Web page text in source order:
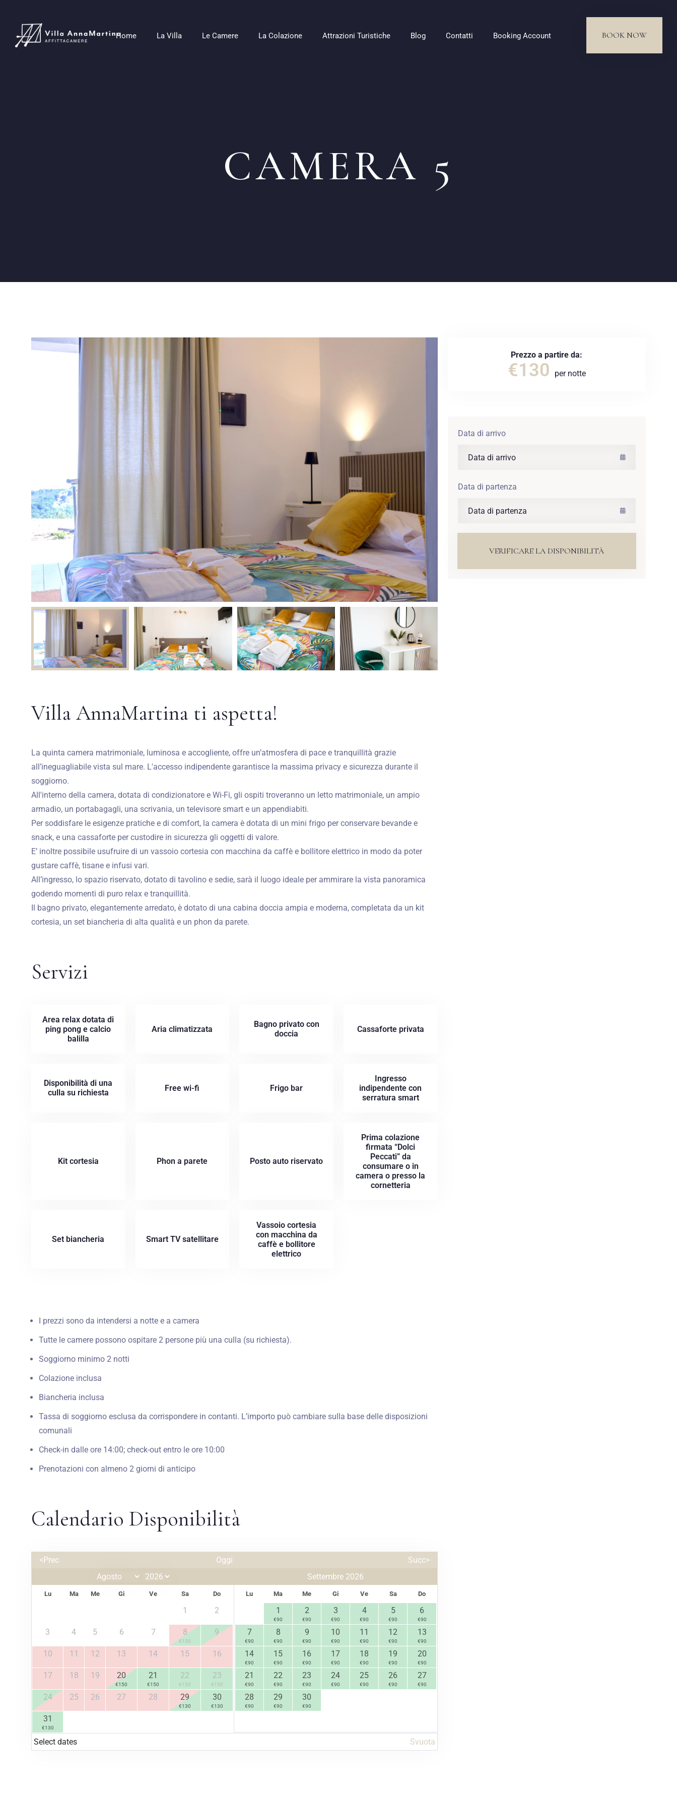
Home La Villa Le Camere La Colazione Attrazioni Turistiche Blog Contatti Booking Account BOOK NOW
CAMERA 5
Villa AnnaMartina ti aspetta!
La quinta camera matrimoniale, luminosa e accogliente, offre un’atmosfera di pace e tranquillità grazie
all’ineguagliabile vista sul mare. L'accesso indipendente garantisce la massima privacy e sicurezza durante il
soggiorno.
All'interno della camera, dotata di condizionatore e Wi-Fi, gli ospiti troveranno un letto matrimoniale, un ampio
armadio, un portabagagli, una scrivania, un televisore smart e un appendiabiti.
Per soddisfare le esigenze pratiche e di comfort, la camera è dotata di un mini frigo per conservare bevande e
snack, e una cassaforte per custodire in sicurezza gli oggetti di valore.
E’ inoltre possibile usufruire di un vassoio cortesia con macchina da caffè e bollitore elettrico in modo da poter
gustare caffè, tisane e infusi vari.
All’ingresso, lo spazio riservato, dotato di tavolino e sedie, sarà il luogo ideale per ammirare la vista panoramica
godendo momenti di puro relax e tranquillità.
Il bagno privato, elegantemente arredato, è dotato di una cabina doccia ampia e moderna, completata da un kit
cortesia, un set biancheria di alta qualità e un phon da parete.
Servizi
Area relax dotata di
ping pong e calcio
balilla
Aria climatizzata
Bagno privato con
doccia
Cassaforte privata
Disponibilità di una
culla su richiesta
Free wi-fi Frigo bar
Ingresso
indipendente con
serratura smart
Kit cortesia Phon a parete Posto auto riservato
Prima colazione
firmata “Dolci
Peccati” da
consumare o in
camera o presso la
cornetteria
Set biancheria Smart TV satellitare
Vassoio cortesia
con macchina da
caffè e bollitore
elettrico
I prezzi sono da intendersi a notte e a camera
Tutte le camere possono ospitare 2 persone più una culla (su richiesta).
Soggiorno minimo 2 notti
Colazione inclusa
Biancheria inclusa
Tassa di soggiorno esclusa da corrispondere in contanti. L’importo può cambiare sulla base delle disposizioni
comunali
Check-in dalle ore 14:00; check-out entro le ore 10:00
Prenotazioni con almeno 2 giorni di anticipo
Calendario Disponibilità
<Prec Oggi Succ>
Lu Ma Me Gi Ve Sa Do
1 2
3 4 5 6 7 8
€130
9
10 11 12 13 14 15 16
17 18 19 20
€150
21
€150
22
€150
23
€150
24 25 26 27 28 29
€130
30
€130
31
€130
Settembre 2026
Lu Ma Me Gi Ve Sa Do
1
€90
2
€90
3
€90
4
€90
5
€90
6
€90
7
€90
8
€90
9
€90
10
€90
11
€90
12
€90
13
€90
14
€90
15
€90
16
€90
17
€90
18
€90
19
€90
20
€90
21
€90
22
€90
23
€90
24
€90
25
€90
26
€90
27
€90
28
€90
29
€90
30
€90
Select dates Svuota
Prezzo a partire da:
€130 per notte
Data di arrivo
Data di partenza
Check-out